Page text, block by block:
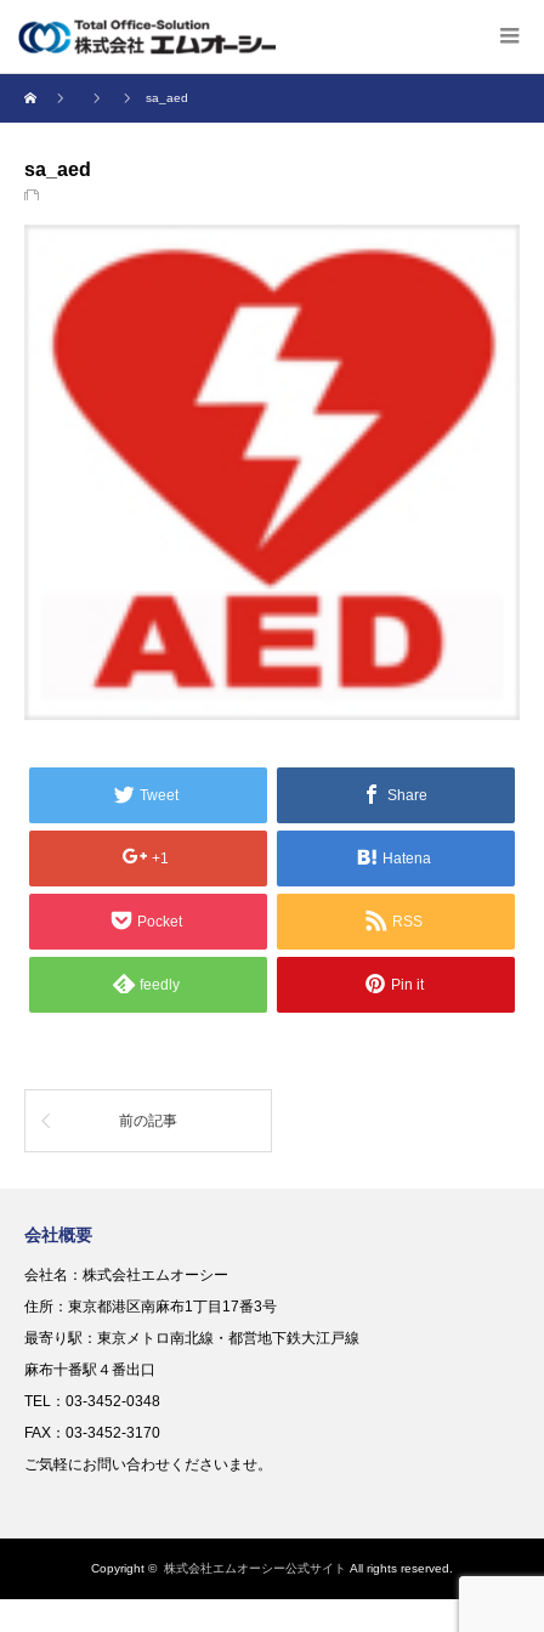
sa_aed
sa_aed
Tweet Share
+1 Hatena
Pocket RSS
feedly Pin it
前の記事
会社概要
会社名：株式会社エムオーシー
住所：東京都港区南麻布1丁目17番3号
最寄り駅：東京メトロ南北線・都営地下鉄大江戸線
麻布十番駅４番出口
TEL：03-3452-0348
FAX：03-3452-3170
ご気軽にお問い合わせくださいませ。
Copyright © 株式会社エムオーシー公式サイト All rights reserved.